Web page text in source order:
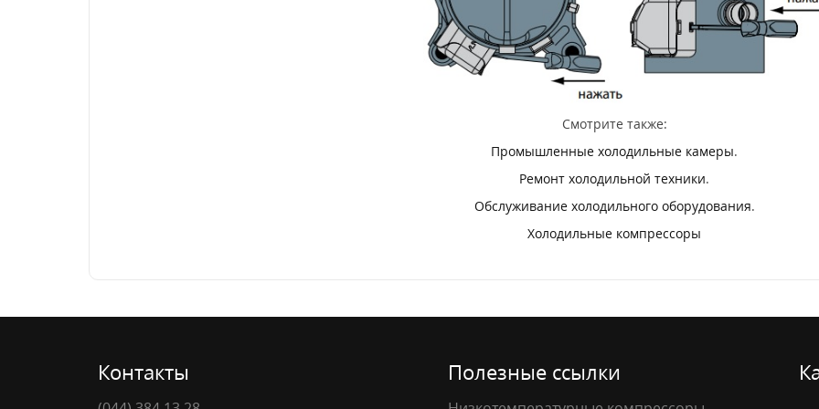
Смотрите также:
Промышленные холодильные камеры.
Ремонт холодильной техники.
Обслуживание холодильного оборудования.
Холодильные компрессоры
Контакты Полезные ссылки